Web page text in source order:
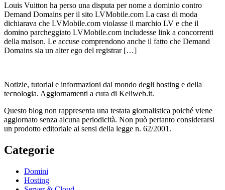
Louis Vuitton ha perso una disputa per nome a dominio contro
Demand Domains per il sito LVMobile.com La casa di moda
dichiarava che LVMobile.com violasse il marchio LV e che il
domino parcheggiato LVMobile.com includesse link a concorrenti
della maison. Le accuse comprendono anche il fatto che Demand
Domains sia un alter ego del registrar […]
Notizie, tutorial e informazioni dal mondo degli hosting e della
tecnologia. Aggiornamenti a cura di Keliweb.it.
Questo blog non rappresenta una testata giornalistica poiché viene
aggiornato senza alcuna periodicità. Non può pertanto considerarsi
un prodotto editoriale ai sensi della legge n. 62/2001.
Categorie
Domini
Hosting